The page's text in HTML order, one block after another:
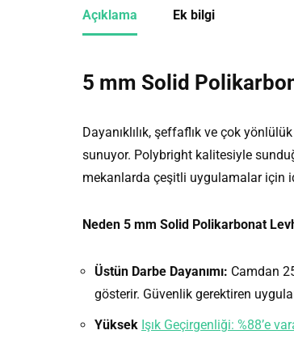
Açıklama Ek bilgi
5 mm Solid
Dayanıklılık, şeffaflık ve çok
sunuyor. Polybright kalitesiyle
mekanlarda çeşitli uygulamalar için
Neden 5 mm Solid Polikarbonat
Üstün Darbe Dayanımı: Camdan
gösterir. Güvenlik gerektiren
Yüksek Işık Geçirgenliği: %88’e